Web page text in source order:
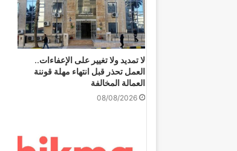
لا تمديد ولا تغيير على الإعفاءات..
العمل تحذر قبل انتهاء مهلة قوننة
العمالة المخالفة
08/08/2026